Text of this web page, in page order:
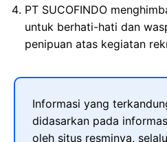
PT SUCOFINDO
untuk berhati-hati dan
penipuan atas kegiatan
Informasi yang
didasarkan pada
oleh situs resminya,